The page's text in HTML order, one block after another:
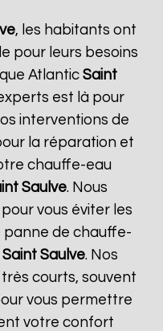
, les habitants ont
pour leurs besoins
AtlanticSaint
est là pour
interventions de
la réparation et
chauffe-eau
Saulve. Nous
vous éviter les
panne de chauffe-
Saint Saulve. Nos
courts, souvent
vous permettre
votre confort